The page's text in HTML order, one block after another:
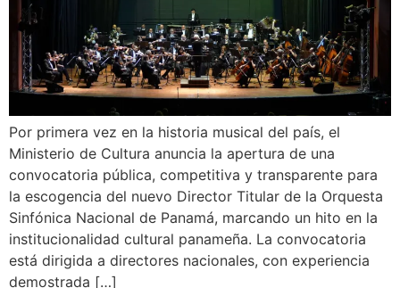
Por primera vez en la historia musical del país, el
Ministerio de Cultura anuncia la apertura de una
convocatoria pública, competitiva y transparente para
la escogencia del nuevo Director Titular de la Orquesta
Sinfónica Nacional de Panamá, marcando un hito en la
institucionalidad cultural panameña. La convocatoria
está dirigida a directores nacionales, con experiencia
demostrada […]